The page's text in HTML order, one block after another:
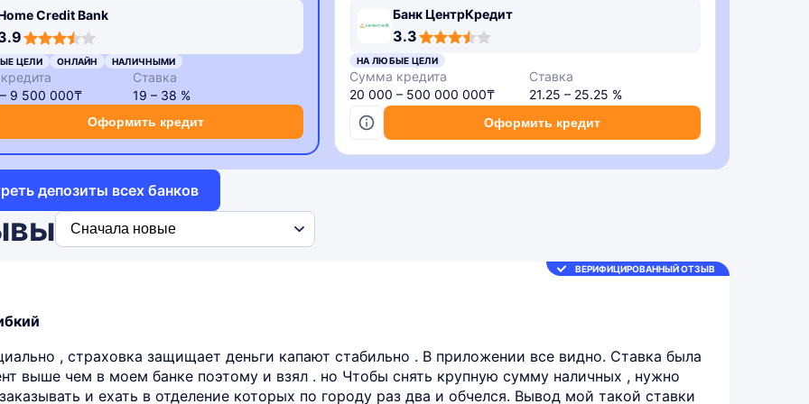
Credit Bank
ЦЕЛИ ОНЛАЙН НАЛИЧНЫМИ
9 500 000₸
Ставка
19 – 38 %
Оформить кредит
Банк ЦентрКредит
3.3
НА ЛЮБЫЕ ЦЕЛИ
Сумма кредита
20 000 – 500 000 000₸
Ставка
21.25 – 25.25 %
Оформить кредит
депозиты всех банков
ВЕРИФИЦИРОВАННЫЙ ОТЗЫВ
, страховка защищает деньги капают стабильно . В приложении все видно. Ставка была
выше чем в моем банке поэтому и взял . но Чтобы снять крупную сумму наличных , нужно
и ехать в отделение которых по городу раз два и обчелся. Вывод мой такой ставки